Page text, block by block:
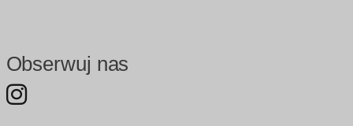
Obserwuj nas